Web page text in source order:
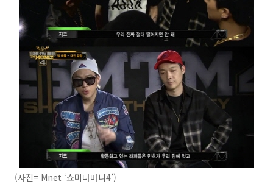
(사진= Mnet ‘쇼미더머니4’)